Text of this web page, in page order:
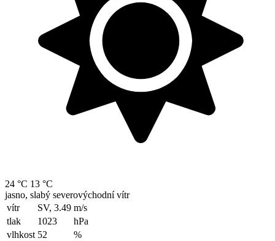
24 °C 13 °C
jasno, slabý severovýchodní vítr
vítr
SV, 3.49 m/s
tlak
1023
hPa
vlhkost 52
%